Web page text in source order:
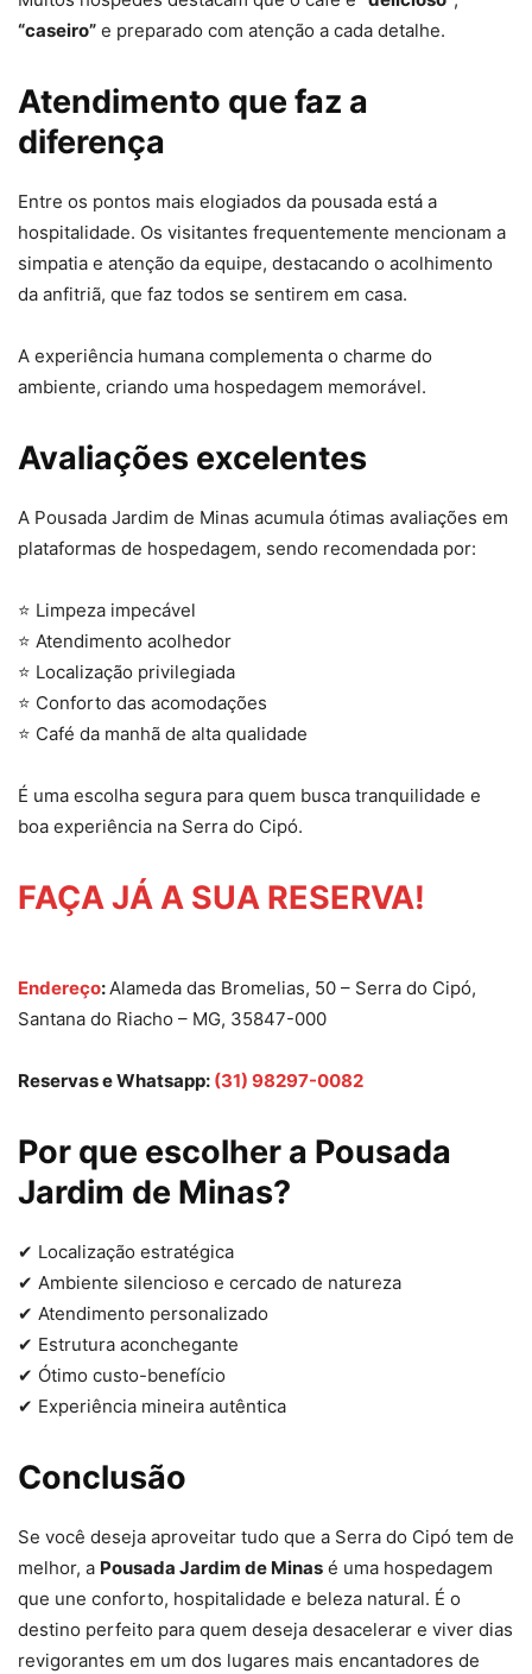
“caseiro” e preparado com atenção a cada detalhe.
Atendimento que faz a
diferença
Entre os pontos mais elogiados da pousada está a
hospitalidade. Os visitantes frequentemente mencionam a
simpatia e atenção da equipe, destacando o acolhimento
da anfitriã, que faz todos se sentirem em casa.
A experiência humana complementa o charme do
ambiente, criando uma hospedagem memorável.
Avaliações excelentes
A Pousada Jardim de Minas acumula ótimas avaliações em
plataformas de hospedagem, sendo recomendada por:
⭐ Limpeza impecável
⭐ Atendimento acolhedor
⭐ Localização privilegiada
⭐ Conforto das acomodações
⭐ Café da manhã de alta qualidade
É uma escolha segura para quem busca tranquilidade e
boa experiência na Serra do Cipó.
FAÇA JÁ A SUA RESERVA!
Endereço:Alameda das Bromelias, 50 – Serra do Cipó,
Santana do Riacho – MG, 35847-000
Reservas e Whatsapp: (31) 98297-0082
Por que escolher a Pousada
Jardim de Minas?
✔ Localização estratégica
✔ Ambiente silencioso e cercado de natureza
✔ Atendimento personalizado
✔ Estrutura aconchegante
✔ Ótimo custo-benefício
✔ Experiência mineira autêntica
Conclusão
Se você deseja aproveitar tudo que a Serra do Cipó tem de
melhor, a Pousada Jardim de Minas é uma hospedagem
que une conforto, hospitalidade e beleza natural. É o
destino perfeito para quem deseja desacelerar e viver dias
revigorantes em um dos lugares mais encantadores de